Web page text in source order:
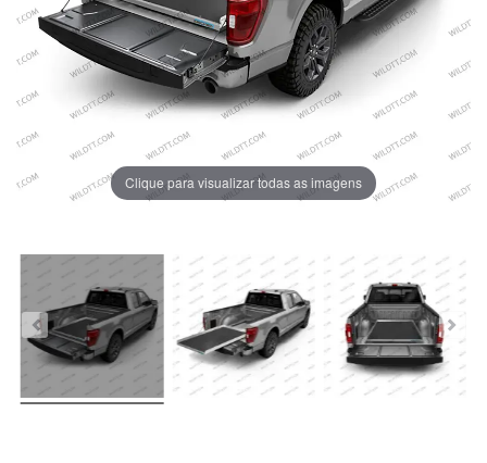
Clique para visualizar todas as imagens